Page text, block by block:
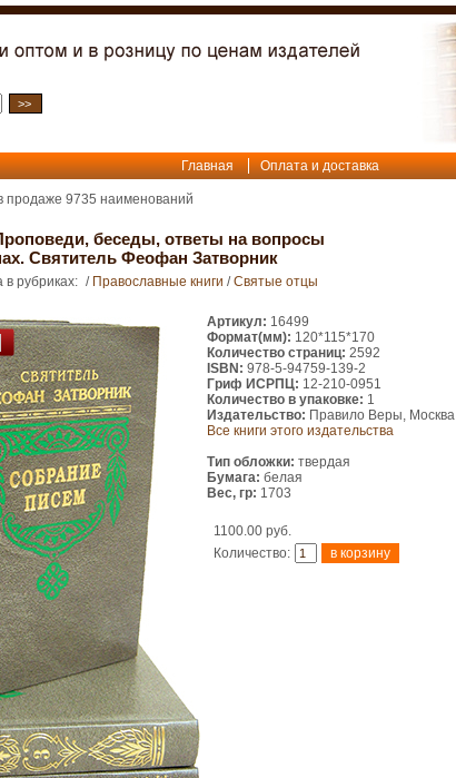
Главная Оплата и доставка
продаже 9735 наименований
беседы, ответы на вопросы
Святитель Феофан Затворник
в рубриках: / Православные книги /Святые отцы
Артикул: 16499
Формат(мм): 120*115*170
Количество страниц: 2592
ISBN: 978-5-94759-139-2
Гриф ИСРПЦ: 12-210-0951
Количество в упаковке: 1
Издательство: Правило Веры, Москва
Все книги этого издательства
Тип обложки: твердая
Бумага: белая
Вес, гр: 1703
1100.00 руб.
Количество: